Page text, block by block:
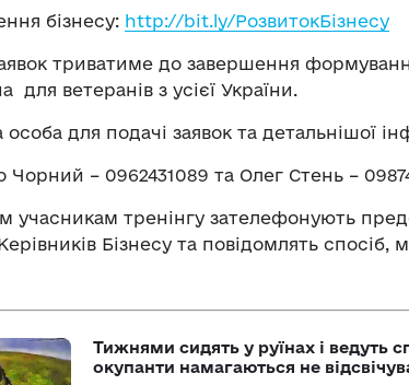
бізнесу: http://bit.ly/РозвитокБізнесу
триватиме до завершення
для ветеранів з усієї України.
особа для подачі заявок та детальнішої
– 0962431089 та Олег Стень –
учасникам тренінгу зателефонують
Бізнесу та повідомлять
Тижнями сидять у руїнах і ведуть
окупанти намагаються не